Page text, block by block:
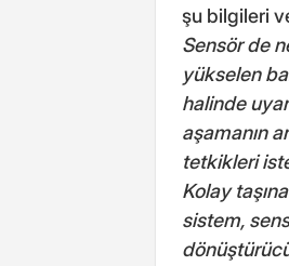
şu bilgileri
Sensör de
yükselen
halinde
aşamanın
tetkikleri
Kolay
sistem,